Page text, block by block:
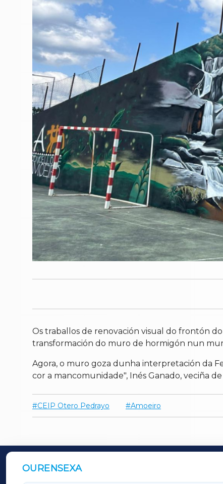
Os traballos de renovación visual do frontón
transformación do muro de hormigón nun
Agora, o muro goza dunha interpretación da
cor a mancomunidade", Inés Ganado, veciña
CEIP Otero Pedrayo Amoeiro
OURENSEXA
OUTROS PERIÓDICOS